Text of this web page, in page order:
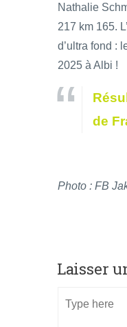
Nathalie
217 km 165.
d’ultra fond :
2025 à Albi !
de
Photo : FB
Laisser